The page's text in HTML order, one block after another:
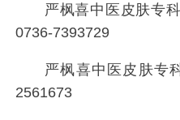
严枫喜中医皮肤专
0736-7393729
严枫喜中医皮肤专
2561673